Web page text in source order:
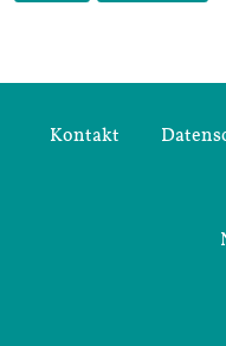
Kontakt